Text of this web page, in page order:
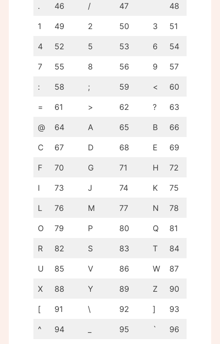
. 46 / 47 48
1 49 2 50 3 51
4 52 5 53 6 54
7 55 8 56 9 57
: 58 ; 59 < 60
= 61 > 62 ? 63
@ 64 A 65 B 66
C 67 D 68 E 69
F 70 G 71 H 72
I 73 J 74 K 75
L 76 M 77 N 78
O 79 P 80 Q 81
R 82 S 83 T 84
U 85 V 86 W 87
X 88 Y 89 Z 90
[ 91 \ 92 ] 93
^ 94 95 ` 96